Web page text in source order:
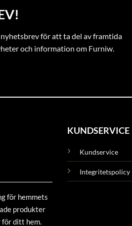
för att ta del av framtida
och information om Furniw.
för hemmets
produkter
för ditt hem.
KUNDSERVICE
Kundservice
Integritetspolicy